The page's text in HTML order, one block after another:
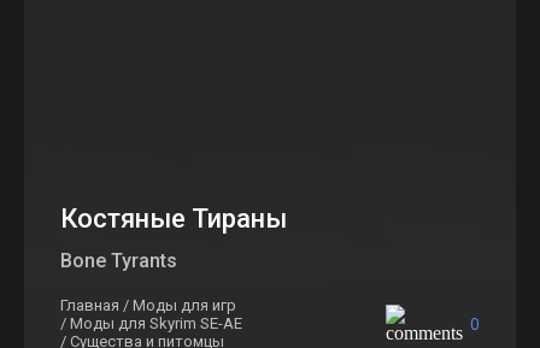
Костяные Тираны
Bone Tyrants
Главная / Моды для игр
/ Моды для Skyrim SE-AE
/ Существа и питомцы
0